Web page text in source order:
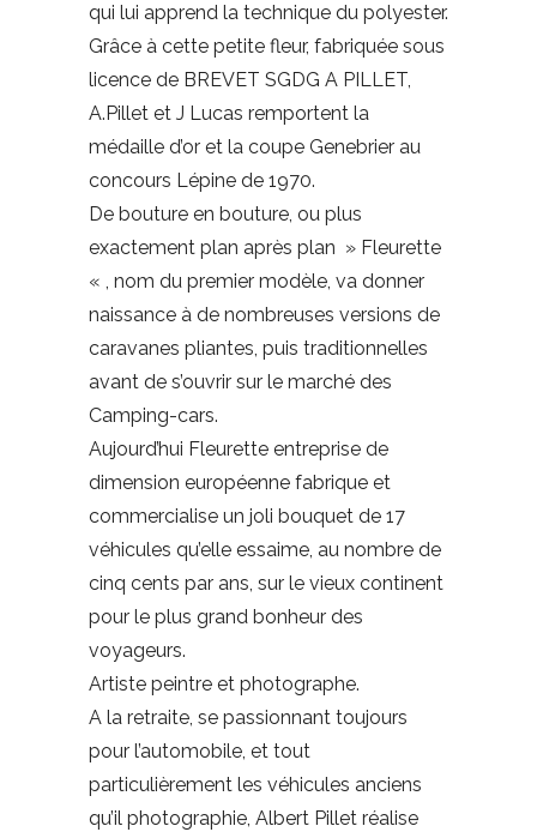
qui lui apprend la technique du polyester.
Grâce à cette petite fleur, fabriquée sous
licence de BREVET SGDG A PILLET,
A.Pillet et J Lucas remportent la
médaille d’or et la coupe Genebrier au
concours Lépine de 1970.
De bouture en bouture, ou plus
exactement plan après plan » Fleurette
« , nom du premier modèle, va donner
naissance à de nombreuses versions de
caravanes pliantes, puis traditionnelles
avant de s’ouvrir sur le marché des
Camping-cars.
Aujourd’hui Fleurette entreprise de
dimension européenne fabrique et
commercialise un joli bouquet de 17
véhicules qu’elle essaime, au nombre de
cinq cents par ans, sur le vieux continent
pour le plus grand bonheur des
voyageurs.
Artiste peintre et photographe.
A la retraite, se passionnant toujours
pour l’automobile, et tout
particulièrement les véhicules anciens
qu’il photographie, Albert Pillet réalise